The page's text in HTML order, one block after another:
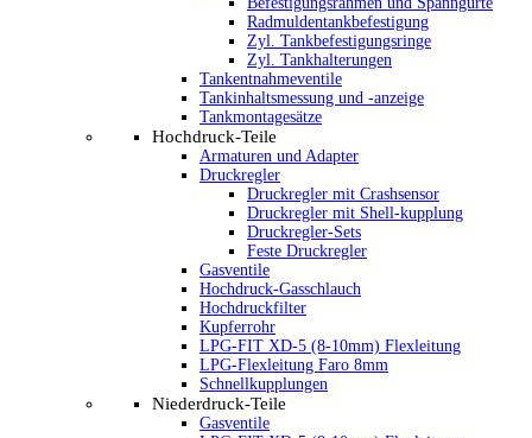
Radmuldentankbefestigung
Zyl. Tankbefestigungsringe
Zyl. Tankhalterungen
Tankentnahmeventile
Tankinhaltsmessung und -anzeige
Tankmontagesätze
Hochdruck-Teile
Armaturen und Adapter
Druckregler
Druckregler mit Crashsensor
Druckregler mit Shell-kupplung
Druckregler-Sets
Feste Druckregler
Gasventile
Hochdruck-Gasschlauch
Hochdruckfilter
Kupferrohr
LPG-FIT XD-5 (8-10mm) Flexleitung
LPG-Flexleitung Faro 8mm
Schnellkupplungen
Niederdruck-Teile
Gasventile